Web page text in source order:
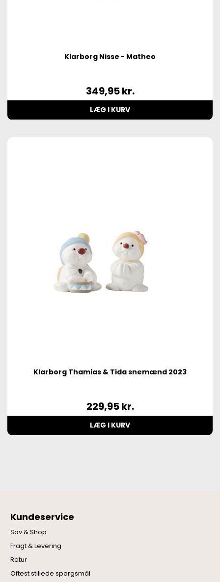
Klarborg Nisse - Matheo
349,95kr.
LÆG I KURV
Klarborg Thamias & Tida snemænd 2023
229,95kr.
LÆG I KURV
Kundeservice
Sov & Shop
Fragt & Levering
Retur
Oftest stillede spørgsmål